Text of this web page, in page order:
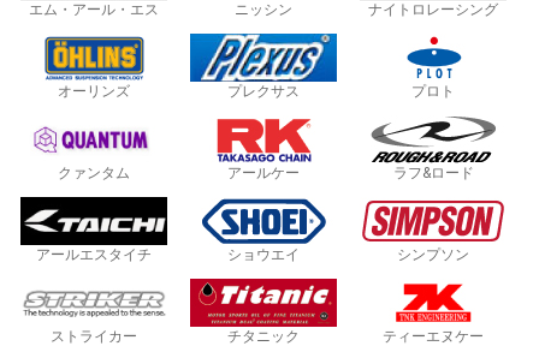
エム・アール・エス ニッシン ナイトロレーシング
オーリンズ プレクサス プロト
クァンタム アールケー ラフ&ロード
アールエスタイチ ショウエイ シンプソン
ストライカー チタニック ティーエヌケー